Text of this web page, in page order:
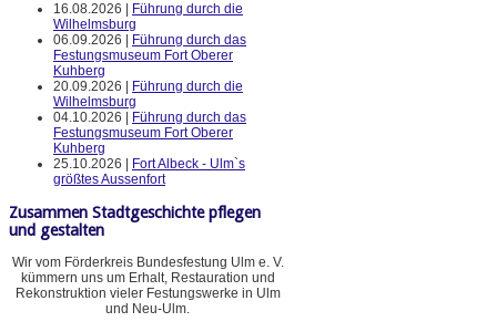
16.08.2026 |
Führung durch die
Wilhelmsburg
06.09.2026 |
Führung durch das
Festungsmuseum Fort Oberer
Kuhberg
20.09.2026 |
Führung durch die
Wilhelmsburg
04.10.2026 |
Führung durch das
Festungsmuseum Fort Oberer
Kuhberg
25.10.2026 |
Fort Albeck - Ulm`s
größtes Aussenfort
Zusammen Stadtgeschichte pflegen
und gestalten
Wir vom Förderkreis Bundesfestung Ulm e. V.
kümmern uns um Erhalt, Restauration und
Rekonstruktion vieler Festungswerke in Ulm
und Neu-Ulm.